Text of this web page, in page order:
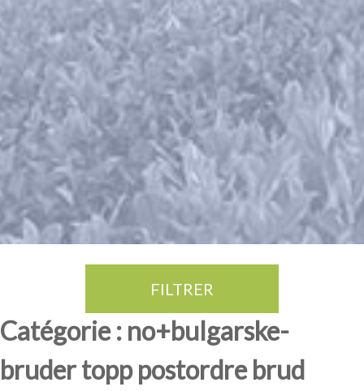
FILTRER
Catégorie : no+bulgarske-
bruder topp postordre brud